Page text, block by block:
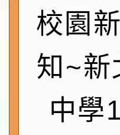
實施要
程
函轉國
鎮韌性
速演練
「115
法」
第3次
檢送
校園
知~新
中學